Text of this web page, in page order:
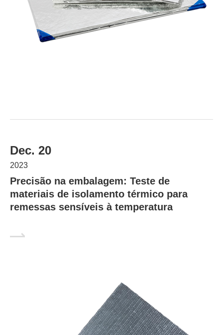
Dec. 20
2023
Precisão na embalagem: Teste de
materiais de isolamento térmico para
remessas sensíveis à temperatura